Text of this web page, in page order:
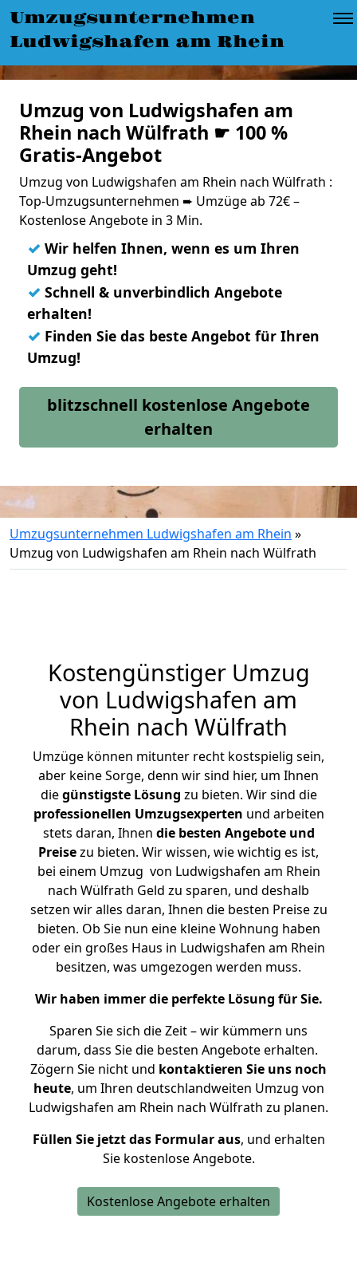
Umzugsunternehmen
Ludwigshafen am Rhein
Umzug von Ludwigshafen am
Rhein nach Wülfrath ☛ 100 %
Gratis-Angebot
Umzug von Ludwigshafen am Rhein nach Wülfrath :
Top-Umzugsunternehmen ➨ Umzüge ab 72€ –
Kostenlose Angebote in 3 Min.
✓ Wir helfen Ihnen, wenn es um Ihren
Umzug geht!
✓ Schnell & unverbindlich Angebote
erhalten!
✓ Finden Sie das beste Angebot für Ihren
Umzug!
blitzschnell kostenlose Angebote
erhalten
Umzugsunternehmen Ludwigshafen am Rhein »
Umzug von Ludwigshafen am Rhein nach Wülfrath
Kostengünstiger Umzug
von Ludwigshafen am
Rhein nach Wülfrath
Umzüge können mitunter recht kostspielig sein,
aber keine Sorge, denn wir sind hier, um Ihnen
diegünstigste Lösung zu bieten. Wir sind die
professionellen Umzugsexperten und arbeiten
stets daran, Ihnen die besten Angebote und
Preisezu bieten. Wir wissen, wie wichtig es ist,
bei einem Umzug von Ludwigshafen am Rhein
nach Wülfrath Geld zu sparen, und deshalb
setzen wir alles daran, Ihnen die besten Preise zu
bieten. Ob Sie nun eine kleine Wohnung haben
oder ein großes Haus in Ludwigshafen am Rhein
besitzen, was umgezogen werden muss.
Wir haben immer die perfekte Lösung für Sie.
Sparen Sie sich die Zeit – wir kümmern uns
darum, dass Sie die besten Angebote erhalten.
Zögern Sie nicht und kontaktieren Sie uns noch
heute, um Ihren deutschlandweiten Umzug von
Ludwigshafen am Rhein nach Wülfrath zu planen.
Füllen Sie jetzt das Formular aus, und erhalten
Sie kostenlose Angebote.
Kostenlose Angebote erhalten